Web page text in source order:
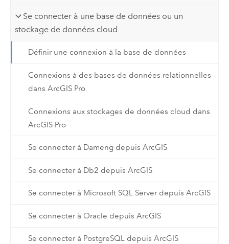
Se connecter à une base de données ou un
stockage de données cloud
Définir une connexion à la base de données
Connexions à des bases de données relationnelles
dans ArcGIS Pro
Connexions aux stockages de données cloud dans
ArcGIS Pro
Se connecter à Dameng depuis ArcGIS
Se connecter à Db2 depuis ArcGIS
Se connecter à Microsoft SQL Server depuis ArcGIS
Se connecter à Oracle depuis ArcGIS
Se connecter à PostgreSQL depuis ArcGIS